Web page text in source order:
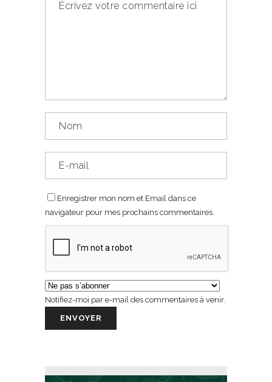
Enregistrer mon nom et Email dans ce
navigateur pour mes prochains commentaires.
Notifiez-moi par e-mail des commentaires à venir.